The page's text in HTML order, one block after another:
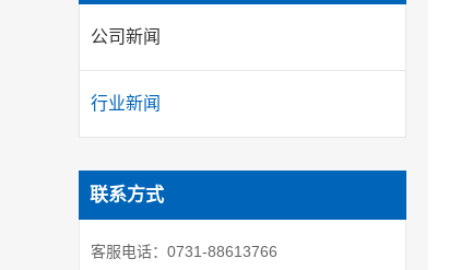
公司新闻
行业新闻
联系方式
客服电话：0731-88613766